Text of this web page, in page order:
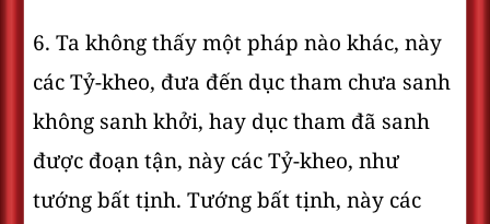
6. Ta không thấy một pháp nào khác, này
các Tỷ-kheo, đưa đến dục tham chưa sanh
không sanh khởi, hay dục tham đã sanh
được đoạn tận, này các Tỷ-kheo, như
tướng bất tịnh. Tướng bất tịnh, này các